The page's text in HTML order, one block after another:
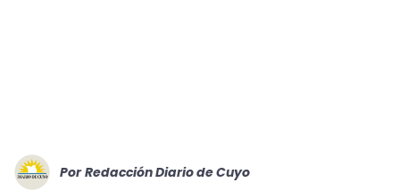
Por Redacción Diario de Cuyo